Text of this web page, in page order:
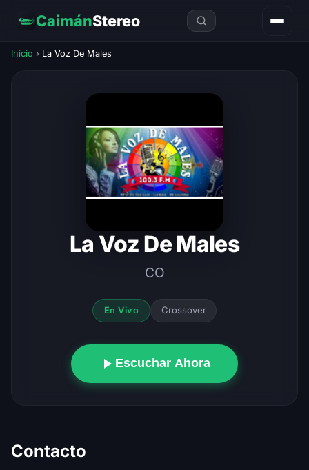
CaimánStereo
Inicio › La Voz De Males
La Voz De Males
CO
En Vivo Crossover
Escuchar Ahora
Contacto